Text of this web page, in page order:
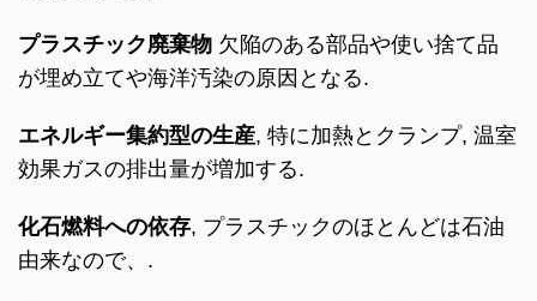
プラスチック廃棄物 欠陥のある部品や使い捨て品
が埋め立てや海洋汚染の原因となる.
エネルギー集約型の生産, 特に加熱とクランプ, 温室
効果ガスの排出量が増加する.
化石燃料への依存, プラスチックのほとんどは石油
由来なので、.